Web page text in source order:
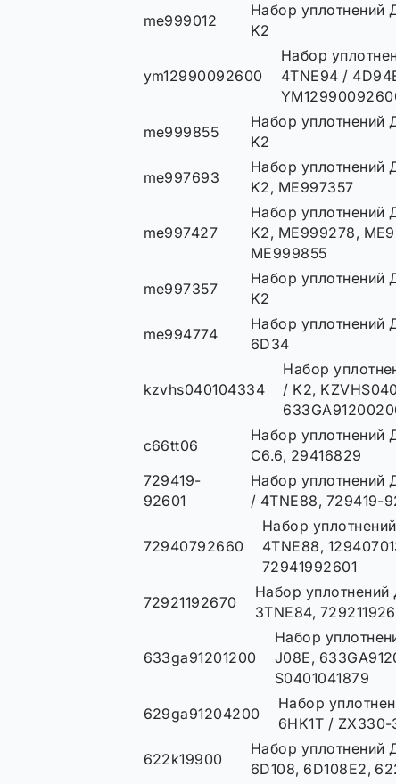
me999012
Набор уплотнений
K2
ym12990092600
Набор
4TNE94 /
me999855
Набор уплотнений
K2
me997693
Набор уплотнений
K2, ME997357
me997427
Набор уплотнений
K2, ME999278,
ME999855
me997357
Набор уплотнений
K2
me994774
Набор уплотнений
6D34
kzvhs040104334
Набор
/ K2,
c66tt06
Набор уплотнений
C6.6, 29416829
729419-
92601
Набор уплотнений
/ 4TNE88, 729419-
72940792660
Набор
4TNE88,
72941992601
72921192670
Набор
3TNE84,
633ga91201200
Набор
J08E,
S0401041879
629ga91204200
Набор
6HK1T / ZX330-
622k19900
Набор уплотнений
6D108, 6D108E2,